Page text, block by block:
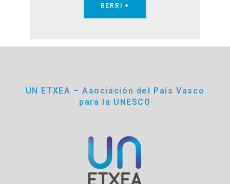
BERRI +
UN ETXEA – Asociación del País Vasco
para la UNESCO